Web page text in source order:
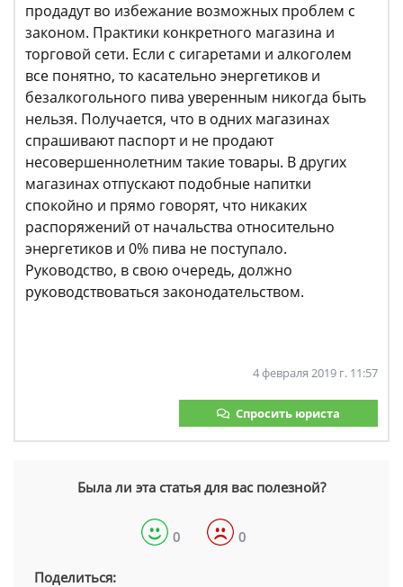
продадут во избежание возможных проблем с
законом. Практики конкретного магазина и
торговой сети. Если с сигаретами и алкоголем
все понятно, то касательно энергетиков и
безалкогольного пива уверенным никогда быть
нельзя. Получается, что в одних магазинах
спрашивают паспорт и не продают
несовершеннолетним такие товары. В других
магазинах отпускают подобные напитки
спокойно и прямо говорят, что никаких
распоряжений от начальства относительно
энергетиков и 0% пива не поступало.
Руководство, в свою очередь, должно
руководствоваться законодательством.
4 февраля 2019 г. 11:57
Спросить юриста
Была ли эта статья для вас полезной?
0 0
Поделиться: